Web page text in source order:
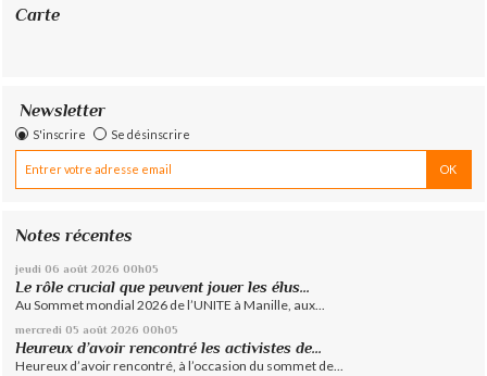
Carte
Newsletter
S'inscrire Se désinscrire
Notes récentes
jeudi 06 août 2026 00h05
Le rôle crucial que peuvent jouer les élus...
Au Sommet mondial 2026 de l’UNITE à Manille, aux...
mercredi 05 août 2026 00h05
Heureux d’avoir rencontré les activistes de...
Heureux d’avoir rencontré, à l’occasion du sommet de...